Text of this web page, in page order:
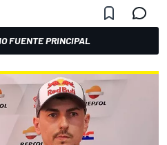
FUENTE PRINCIPAL